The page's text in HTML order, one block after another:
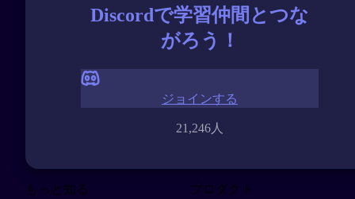
Discordで学習仲間とつな
がろう！
21,246人
ジョインする
もっと知る プロダクト